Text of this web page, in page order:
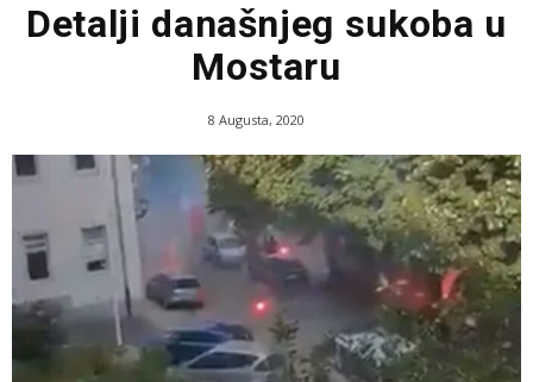
Detalji današnjeg sukoba u
Mostaru
8 Augusta, 2020